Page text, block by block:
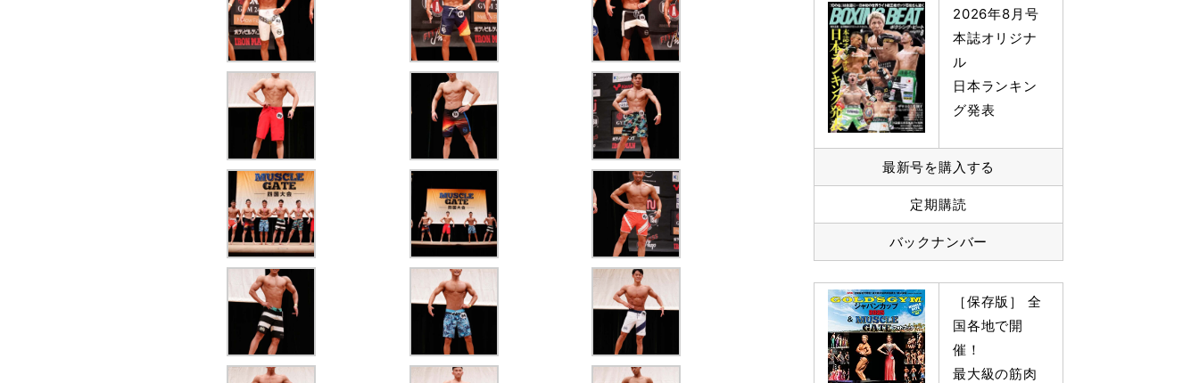
2026年8月号
本誌オリジナ
ル
日本ランキン
グ発表
最新号を購入する
定期購読
バックナンバー
［保存版］ 全
国各地で開
催！
最大級の筋肉